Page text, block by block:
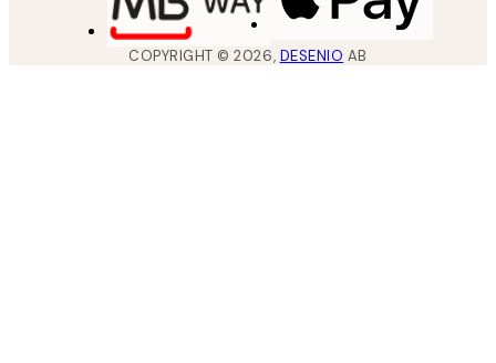
COPYRIGHT ©2026, DESENIO AB